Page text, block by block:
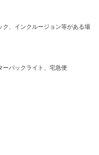
、インクルージョン等がある場
ーパックライト、宅急便